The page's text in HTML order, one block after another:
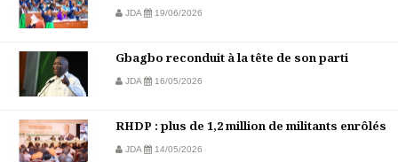
JDA 19/06/2026
Gbagbo reconduit à la tête de son parti
JDA 16/05/2026
RHDP : plus de 1,2 million de militants enrôlés
JDA 14/05/2026